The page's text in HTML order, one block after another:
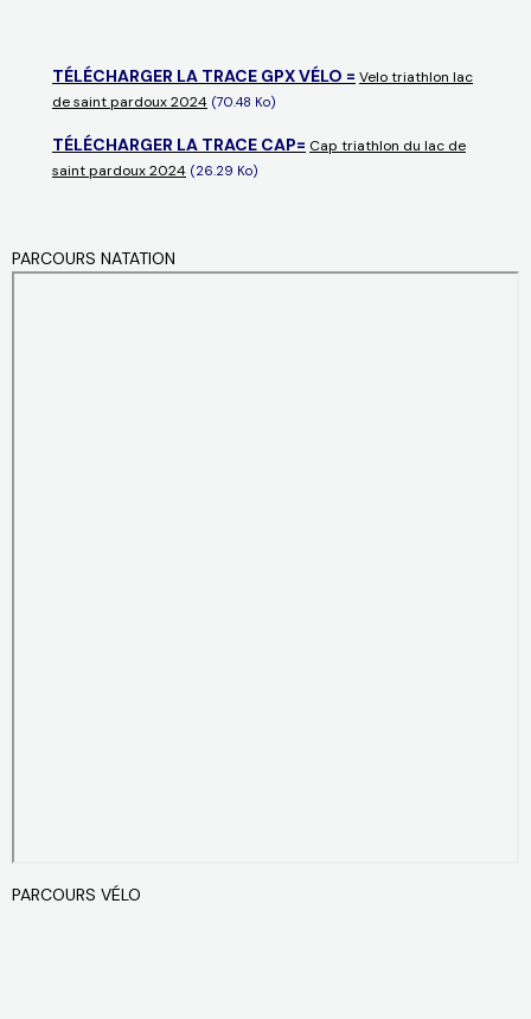
TÉLÉCHARGER LA TRACE GPX VÉLO = Velo triathlon lac
de saint pardoux 2024 (70.48 Ko)
TÉLÉCHARGER LA TRACE CAP= Cap triathlon du lac de
saint pardoux 2024 (26.29 Ko)
PARCOURS NATATION
PARCOURS VÉLO